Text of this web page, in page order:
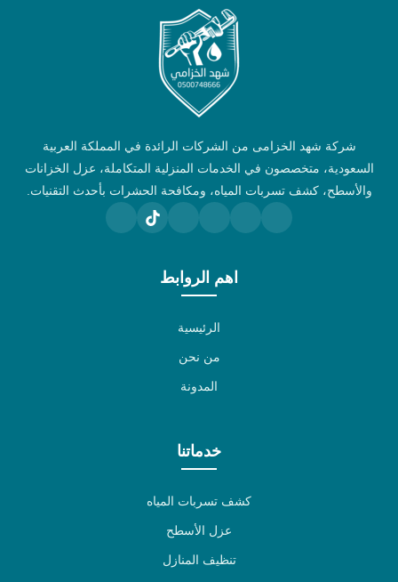
شركة شهد الخزامى من الشركات الرائدة في المملكة العربية
السعودية، متخصصون في الخدمات المنزلية المتكاملة، عزل الخزانات
والأسطح، كشف تسربات المياه، ومكافحة الحشرات بأحدث التقنيات.
اهم الروابط
الرئيسية
من نحن
المدونة
خدماتنا
كشف تسربات المياه
عزل الأسطح
تنظيف المنازل